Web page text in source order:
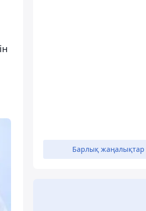
Барлық жаңалықтар